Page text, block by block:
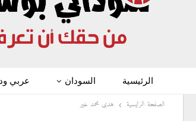
الرئيسية السودان عربي
الصفحة الرئيسية هدى محمد خير